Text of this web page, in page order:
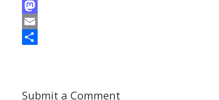
F
a
c
M
aE
Submit a Comment